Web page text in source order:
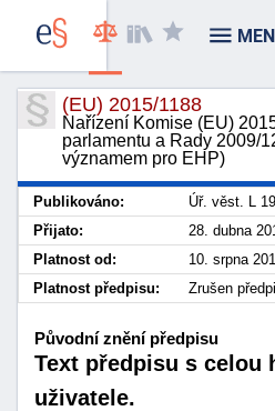
(EU) 2015/1188
Nařízení Komise (EU)
parlamentu a Rady 2009/
významem pro EHP)
Publikováno:
Úř. věst. L
Přijato:
28. dubna
Platnost od:
10. srpna
Platnost předpisu:
Zrušen
Původní znění předpisu
Text předpisu s celou
uživatele.